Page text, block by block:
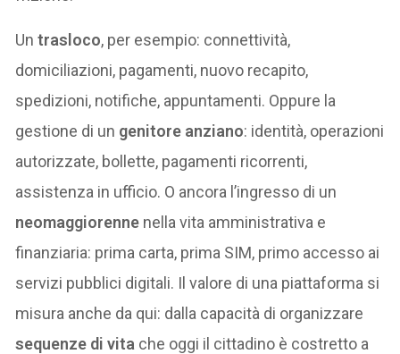
Untrasloco, per esempio: connettività,
domiciliazioni, pagamenti, nuovo recapito,
spedizioni, notifiche, appuntamenti. Oppure la
gestione di un genitore anziano: identità, operazioni
autorizzate, bollette, pagamenti ricorrenti,
assistenza in ufficio. O ancora l’ingresso di un
neomaggiorenne nella vita amministrativa e
finanziaria: prima carta, prima SIM, primo accesso ai
servizi pubblici digitali. Il valore di una piattaforma si
misura anche da qui: dalla capacità di organizzare
sequenze di vita che oggi il cittadino è costretto a